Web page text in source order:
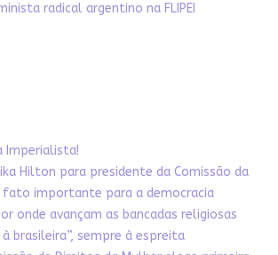
radical argentino na FLIPEI
Imperialista!
Hilton para presidente da Comissão da
fato importante para a democracia
onde avançam as bancadas religiosas
brasileira”, sempre à espreita